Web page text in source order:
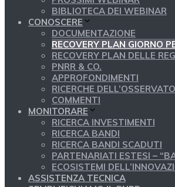
BIBLIOTECA DEI WEBINAR
CONOSCERE
DOCUMENTAZIONE
RECOVERY PLAN GIORNO
RECOVERY PLAN DELLE
PNRR & CO.
APPROFONDIMENTI
RICERCHE
COMMENTI
MONITORARE
RICERCA INVESTIMENTI
RICERCA BANDI
RICERCA BANDI SCADUTI
PARTENARIATI ESTESI –
ECOSISTEMI
ASSISTENZA TECNICA